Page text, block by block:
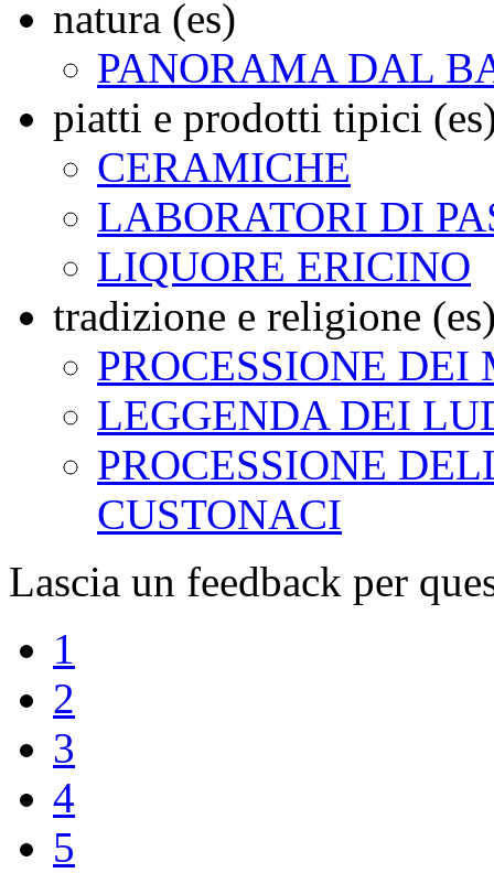
natura (es)
PANORAMA DAL
piatti e prodotti tipici
CERAMICHE
LABORATORI DI
LIQUORE ERICINO
tradizione e religione
PROCESSIONE DEI
LEGGENDA DEI
PROCESSIONE
CUSTONACI
Lascia un feedback per
1
2
3
4
5